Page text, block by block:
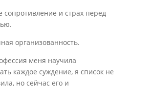
сопротивление и страх перед
организованность.
меня научила
каждое суждение, я список не
но сейчас его и